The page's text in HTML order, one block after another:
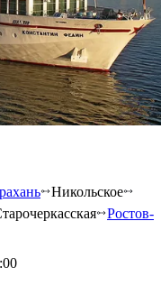
Никольское
Ростов-